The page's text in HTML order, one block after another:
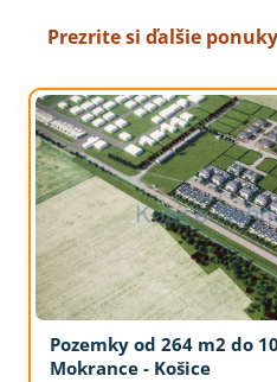
Prezrite si ďalšie
Pozemky od 264 m2 do
Mokrance - Košice